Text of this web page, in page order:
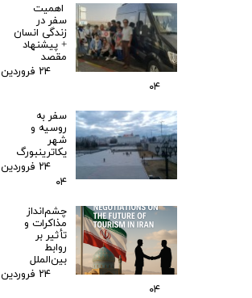
اهمیت
سفر در
زندگی انسان
+ پیشنهاد
مقصد
۲۴ فروردین
۰۴
سفر به
روسیه و
شهر
یکاترینبورگ
۲۴ فروردین
۰۴
چشم‌انداز
مذاکرات و
تأثیر بر
روابط
بین‌الملل
۲۴ فروردین
۰۴